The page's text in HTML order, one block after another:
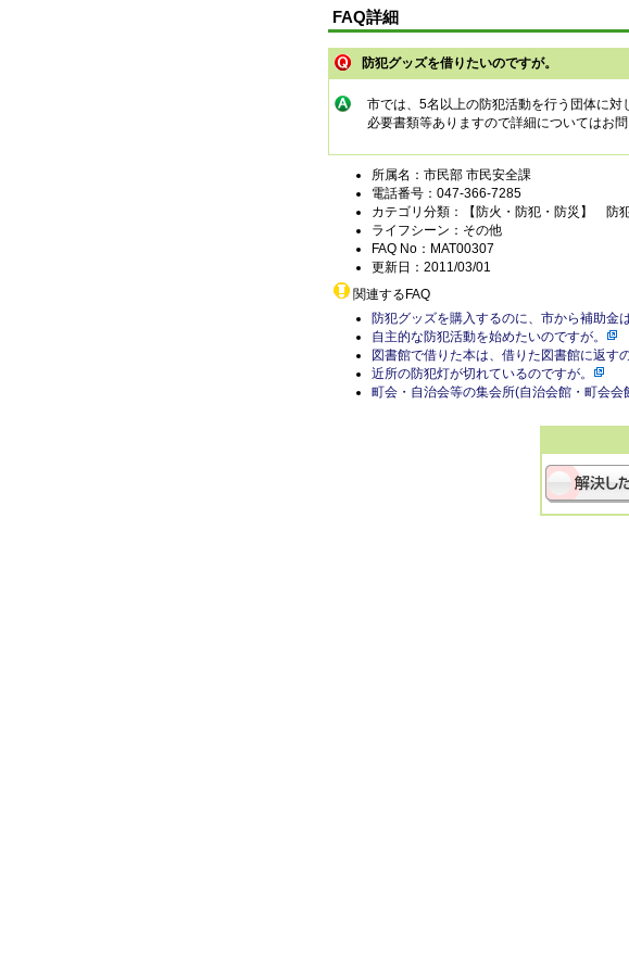
FAQ詳細
防犯グッズを借りたいのですが。
市では、5名以上の防犯活動を行う団体に対
必要書類等ありますので詳細についてはお問
所属名：市民部 市民安全課
電話番号：047-366-7285
カテゴリ分類：【防火・防犯・防災】 防
ライフシーン：その他
FAQ No：MAT00307
更新日：2011/03/01
関連するFAQ
防犯グッズを購入するのに、市から補助金
自主的な防犯活動を始めたいのですが。
図書館で借りた本は、借りた図書館に返す
近所の防犯灯が切れているのですが。
町会・自治会等の集会所(自治会館・町会会